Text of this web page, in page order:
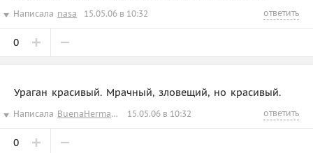
Написала nasa 15.05.06 в 10:32 ответить
0
Ураган красивый. Мрачный, зловещий, но красивый.
Написала BuenaHermana 15.05.06 в 10:32 ответить
0